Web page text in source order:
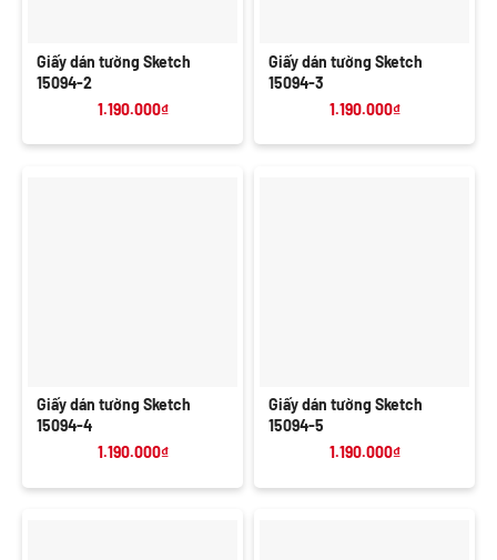
Giấy dán tường Sketch
15094-2
1.190.000₫
Giấy dán tường Sketch
15094-3
1.190.000₫
Giấy dán tường Sketch
15094-4
1.190.000₫
Giấy dán tường Sketch
15094-5
1.190.000₫